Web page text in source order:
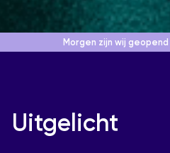
Morgen zijn wij geopend
Uitgelicht